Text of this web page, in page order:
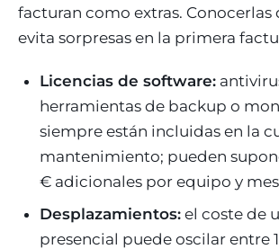
facturan como extras. Conocerlas
evita sorpresas en la primera
Licencias de software:
herramientas de backup o
siempre están incluidas en la
mantenimiento; pueden
€ adicionales por equipo y
Desplazamientos: el coste de
presencial puede oscilar entre